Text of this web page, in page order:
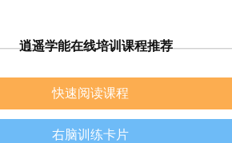
逍遥学能在线培训课程推荐
快速阅读课程
右脑训练卡片